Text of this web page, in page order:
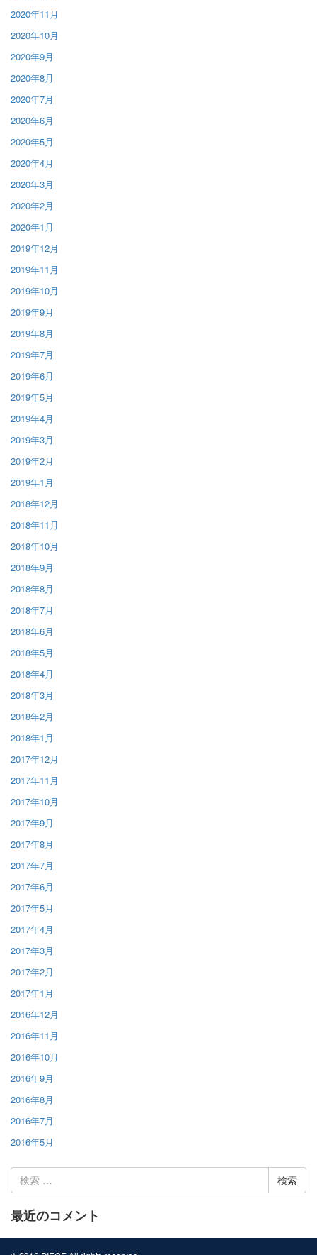
2020年11月
2020年10月
2020年9月
2020年8月
2020年7月
2020年6月
2020年5月
2020年4月
2020年3月
2020年2月
2020年1月
2019年12月
2019年11月
2019年10月
2019年9月
2019年8月
2019年7月
2019年6月
2019年5月
2019年4月
2019年3月
2019年2月
2019年1月
2018年12月
2018年11月
2018年10月
2018年9月
2018年8月
2018年7月
2018年6月
2018年5月
2018年4月
2018年3月
2018年2月
2018年1月
2017年12月
2017年11月
2017年10月
2017年9月
2017年8月
2017年7月
2017年6月
2017年5月
2017年4月
2017年3月
2017年2月
2017年1月
2016年12月
2016年11月
2016年10月
2016年9月
2016年8月
2016年7月
2016年5月
索:
最近のコメント